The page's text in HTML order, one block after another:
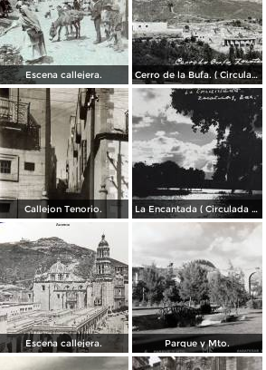
Escena callejera. Cerro de la Bufa. ( Circulada el 27 de Octubre de 1950 ).
Callejon Tenorio. La Encantada ( Circulada el 26 de Mayo de 1948 ).
Escena callejera. Parque y Mto.